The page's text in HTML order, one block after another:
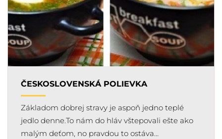
ČESKOSLOVENSKÁ POLIEVKA
Základom dobrej stravy je aspoň jedno teplé
jedlo denne.To nám do hláv vštepovali ešte ako
malým deťom, no pravdou to ostáva…